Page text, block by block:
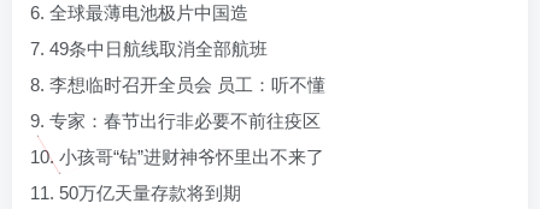
6. 全球最薄电池极片中国造
7. 49条中日航线取消全部航班
8. 李想临时召开全员会 员工：听不懂
9. 专家：春节出行非必要不前往疫区
10. 小孩哥“钻”进财神爷怀里出不来了
11. 50万亿天量存款将到期